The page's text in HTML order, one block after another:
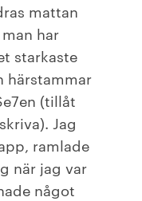
mattan
har
starkaste
härstammar
(tillåt
Jag
ramlade
när jag var
något